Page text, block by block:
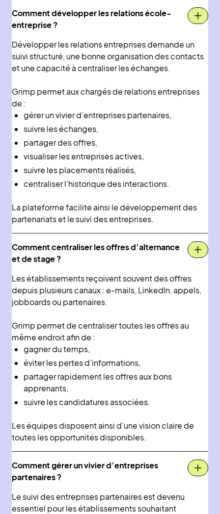
Comment développer les relations école-
entreprise ?
Développer les relations entreprises demande un
suivi structuré, une bonne organisation des contacts
et une capacité à centraliser les échanges.
Grimp permet aux chargés de relations entreprises
de :
gérer un vivier d’entreprises partenaires,
suivre les échanges,
partager des offres,
visualiser les entreprises actives,
suivre les placements réalisés,
centraliser l’historique des interactions.
La plateforme facilite ainsi le développement des
partenariats et le suivi des entreprises.
Comment centraliser les offres d’alternance
et de stage ?
Les établissements reçoivent souvent des offres
depuis plusieurs canaux : e-mails, LinkedIn, appels,
jobboards ou partenaires.
Grimp permet de centraliser toutes les offres au
même endroit afin de :
gagner du temps,
éviter les pertes d’informations,
partager rapidement les offres aux bons
apprenants,
suivre les candidatures associées.
Les équipes disposent ainsi d’une vision claire de
toutes les opportunités disponibles.
Comment gérer un vivier d’entreprises
partenaires ?
Le suivi des entreprises partenaires est devenu
essentiel pour les établissements souhaitant